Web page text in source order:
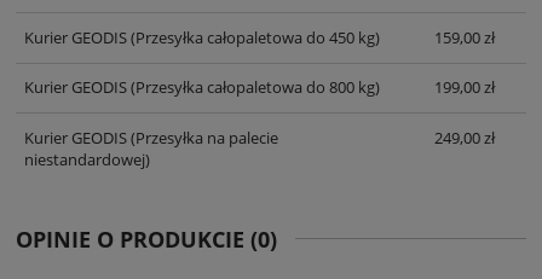
Kurier GEODIS(Przesyłka całopaletowa do 450 kg) 159,00 zł
Kurier GEODIS(Przesyłka całopaletowa do 800 kg) 199,00 zł
Kurier GEODIS(Przesyłka na palecie
niestandardowej)
249,00 zł
OPINIE O PRODUKCIE (0)